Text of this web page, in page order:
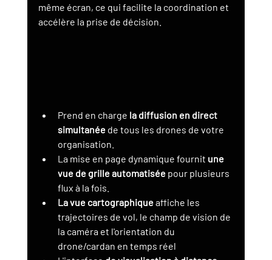
même écran, ce qui facilite la coordination et
accélère la prise de décision.
Prend en charge la diffusion en direct
simultanée de tous les drones de votre
organisation.
La mise en page dynamique fournit une
vue de grille automatisée pour plusieurs
flux à la fois.
La vue cartographique affiche les
trajectoires de vol, le champ de vision de
la caméra et l'orientation du
drone/cardan en temps réel